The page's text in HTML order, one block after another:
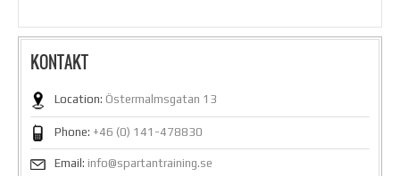
KONTAKT
Location: Östermalmsgatan 13
Phone: +46 (0) 141-478830
Email: info@spartantraining.se